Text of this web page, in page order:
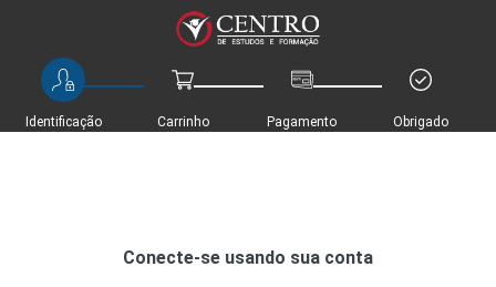
Identificação Carrinho Pagamento Obrigado
Conecte-se usando sua conta